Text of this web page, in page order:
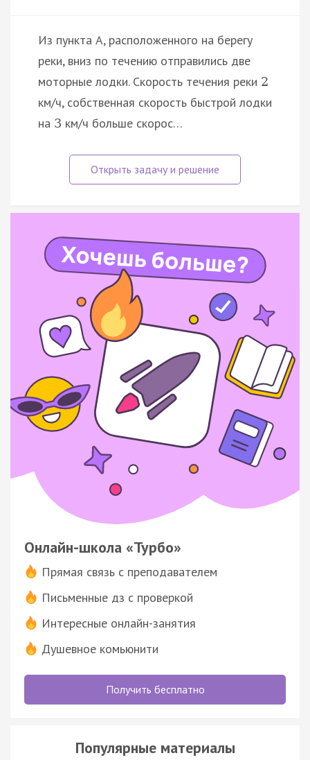
Из пункта A, расположенного на берегу
реки, вниз по течению отправились две
моторные лодки. Скорость течения реки 2
км/ч, собственная скорость быстрой лодки
на 3 км/ч больше скорос…
Онлайн-школа «Турбо»
Прямая связь с преподавателем
Письменные дз с проверкой
Интересные онлайн-занятия
Душевное комьюнити
Получить бесплатно
Популярные материалы